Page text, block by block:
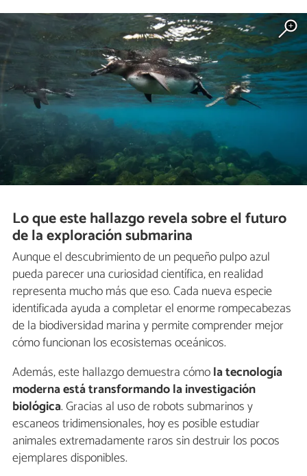
Lo que este hallazgo revela sobre el futuro
de la exploración submarina
Aunque el descubrimiento de un pequeño pulpo azul
pueda parecer una curiosidad científica, en realidad
representa mucho más que eso. Cada nueva especie
identificada ayuda a completar el enorme rompecabezas
de la biodiversidad marina y permite comprender mejor
cómo funcionan los ecosistemas oceánicos.
Además, este hallazgo demuestra cómola tecnología
moderna está transformando la investigación
biológica. Gracias al uso de robots submarinos y
escaneos tridimensionales, hoy es posible estudiar
animales extremadamente raros sin destruir los pocos
ejemplares disponibles.